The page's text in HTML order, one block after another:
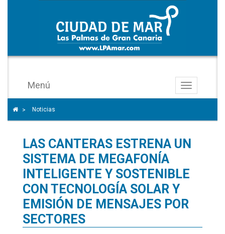
Toggle
navigation
Menú
Icono de Home para ir a la página de inicio
>
para
separar
enlaces
del
rastro
de
migas
Noticias
LAS CANTERAS ESTRENA UN
SISTEMA DE MEGAFONÍA
INTELIGENTE Y SOSTENIBLE
CON TECNOLOGÍA SOLAR Y
EMISIÓN DE MENSAJES POR
SECTORES